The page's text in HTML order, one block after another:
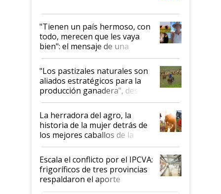
"Tienen un país hermoso, con
todo, merecen que les vaya
bien": el mensaje de una
ganadera uruguaya sobre las
oportunidades que se abren
para el agro en Argentina, con
foco en la carne
"Los pastizales naturales son
aliados estratégicos para la
producción ganadera", destaca
la iniciativa que ya reúne a 46
establecimientos en Argentina
La herradora del agro, la
historia de la mujer detrás de
los mejores caballos de la
Argentina y los mitos que
todavía hacen sufrir a estos
animales: "Mientras me
descalificaban, yo seguí
haciendo currículum"
Escala el conflicto por el IPCVA:
frigoríficos de tres provincias
respaldaron el aporte